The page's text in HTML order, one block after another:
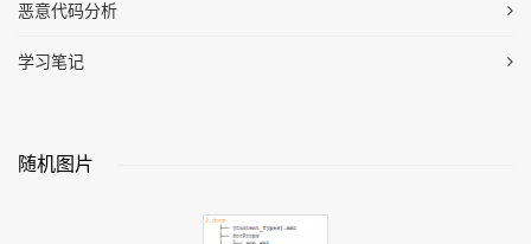
恶意代码分析
学习笔记
随机图片